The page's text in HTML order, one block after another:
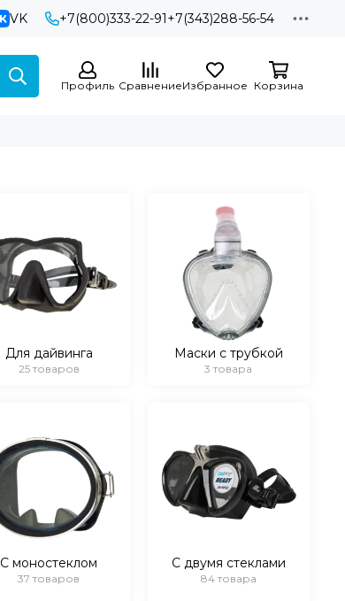
VK +7(800)333-22-91+7(343)288-56-54
Профиль СравнениеИзбранное Корзина
Для дайвинга
25 товаров
Маски с трубкой
3 товара
С моностеклом
37 товаров
С двумя стеклами
84 товара